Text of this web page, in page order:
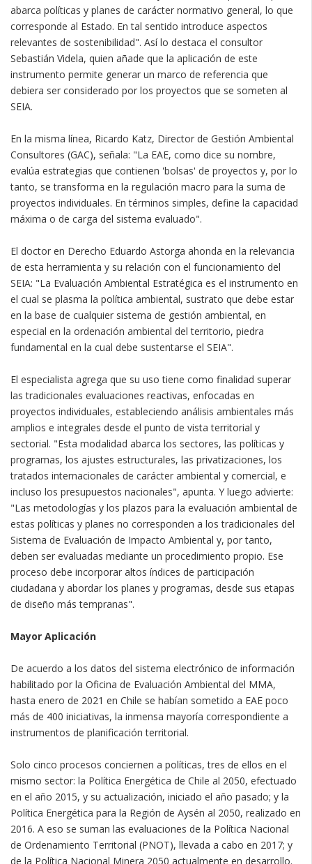
abarca políticas y planes de carácter normativo general, lo que
corresponde al Estado. En tal sentido introduce aspectos
relevantes de sostenibilidad". Así lo destaca el consultor
Sebastián Videla, quien añade que la aplicación de este
instrumento permite generar un marco de referencia que
debiera ser considerado por los proyectos que se someten al
SEIA.
En la misma línea, Ricardo Katz, Director de Gestión Ambiental
Consultores (GAC), señala: "La EAE, como dice su nombre,
evalúa estrategias que contienen 'bolsas' de proyectos y, por lo
tanto, se transforma en la regulación macro para la suma de
proyectos individuales. En términos simples, define la capacidad
máxima o de carga del sistema evaluado".
El doctor en Derecho Eduardo Astorga ahonda en la relevancia
de esta herramienta y su relación con el funcionamiento del
SEIA: "La Evaluación Ambiental Estratégica es el instrumento en
el cual se plasma la política ambiental, sustrato que debe estar
en la base de cualquier sistema de gestión ambiental, en
especial en la ordenación ambiental del territorio, piedra
fundamental en la cual debe sustentarse el SEIA".
El especialista agrega que su uso tiene como finalidad superar
las tradicionales evaluaciones reactivas, enfocadas en
proyectos individuales, estableciendo análisis ambientales más
amplios e integrales desde el punto de vista territorial y
sectorial. "Esta modalidad abarca los sectores, las políticas y
programas, los ajustes estructurales, las privatizaciones, los
tratados internacionales de carácter ambiental y comercial, e
incluso los presupuestos nacionales", apunta. Y luego advierte:
"Las metodologías y los plazos para la evaluación ambiental de
estas políticas y planes no corresponden a los tradicionales del
Sistema de Evaluación de Impacto Ambiental y, por tanto,
deben ser evaluadas mediante un procedimiento propio. Ese
proceso debe incorporar altos índices de participación
ciudadana y abordar los planes y programas, desde sus etapas
de diseño más tempranas".
Mayor Aplicación
De acuerdo a los datos del sistema electrónico de información
habilitado por la Oficina de Evaluación Ambiental del MMA,
hasta enero de 2021 en Chile se habían sometido a EAE poco
más de 400 iniciativas, la inmensa mayoría correspondiente a
instrumentos de planificación territorial.
Solo cinco procesos conciernen a políticas, tres de ellos en el
mismo sector: la Política Energética de Chile al 2050, efectuado
en el año 2015, y su actualización, iniciado el año pasado; y la
Política Energética para la Región de Aysén al 2050, realizado en
2016. A eso se suman las evaluaciones de la Política Nacional
de Ordenamiento Territorial (PNOT), llevada a cabo en 2017; y
de la Política Nacional Minera 2050 actualmente en desarrollo.